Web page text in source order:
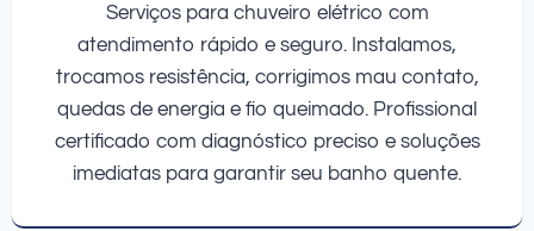
Serviços para chuveiro elétrico com
atendimento rápido e seguro. Instalamos,
trocamos resistência, corrigimos mau contato,
quedas de energia e fio queimado. Profissional
certificado com diagnóstico preciso e soluções
imediatas para garantir seu banho quente.